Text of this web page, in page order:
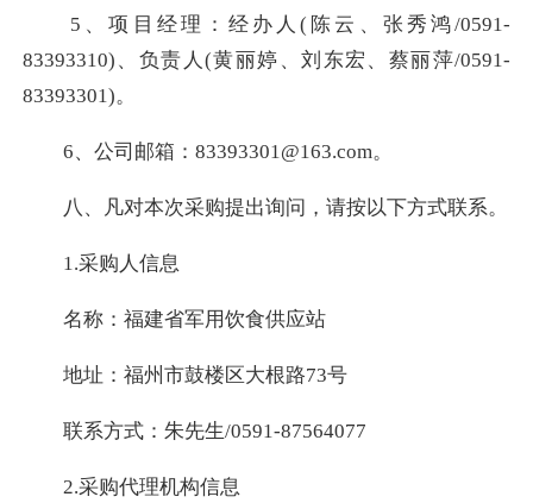
5、项目经理：经办人(陈云、张秀鸿/0591-
83393310)、负责人(黄丽婷、刘东宏、蔡丽萍/0591-
83393301)。
6、公司邮箱：83393301@163.com。
八、凡对本次采购提出询问，请按以下方式联系。
1.采购人信息
名称：福建省军用饮食供应站
地址：福州市鼓楼区大根路73号
联系方式：朱先生/0591-87564077
2.采购代理机构信息